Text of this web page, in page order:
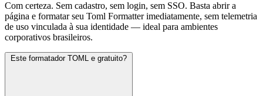
Com certeza. Sem cadastro, sem login, sem SSO. Basta abrir a
página e formatar seu Toml Formatter imediatamente, sem telemetria
de uso vinculada à sua identidade — ideal para ambientes
corporativos brasileiros.
Este formatador TOML e gratuito?